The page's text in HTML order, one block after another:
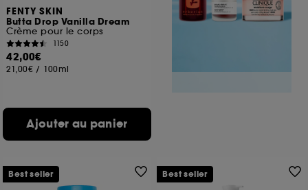
FENTY SKIN
Butta Drop Vanilla Dream
Crème pour le corps
1150
42,00€
21,00€ / 100ml
Ajouter au panier
Best seller Best seller